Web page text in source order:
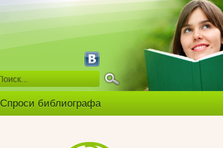
Спроси библиографа